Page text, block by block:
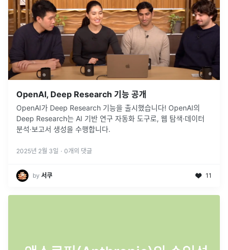
OpenAI, Deep Research 기능 공개
OpenAI가 Deep Research 기능을 출시했습니다! OpenAI의
Deep Research는 AI 기반 연구 자동화 도구로, 웹 탐색·데이터
분석·보고서 생성을 수행합니다.
2025년 2월 3일 · 0개의 댓글
by 서쿠 11